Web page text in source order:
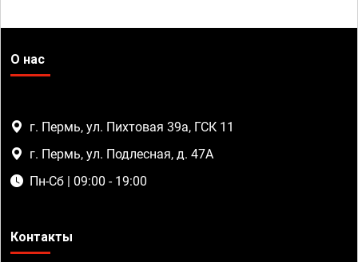
О нас
г. Пермь, ул. Пихтовая 39а, ГСК 11
г. Пермь, ул. Подлесная, д. 47А
Пн-Сб | 09:00 - 19:00
Контакты